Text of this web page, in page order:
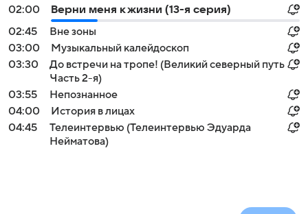
02:00
Верни меня к жизни (13-я серия)
02:45
Вне зоны
03:00
Музыкальный калейдоскоп
03:30
До встречи на тропе! (Великий северный путь
Часть 2-я)
03:55
Непознанное
04:00
История в лицах
04:45
Телеинтервью (Телеинтервью Эдуарда
Нейматова)